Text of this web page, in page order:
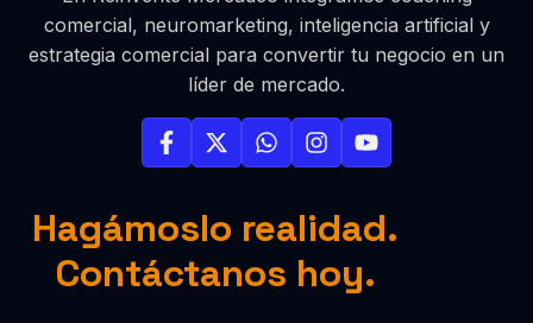
comercial, neuromarketing, inteligencia artificial y
estrategia comercial para convertir tu negocio en un
líder de mercado.
Hagámoslo realidad.
Contáctanos hoy.